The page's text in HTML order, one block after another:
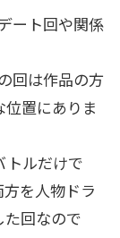
ート回や関係
回は作品の方
置にありま
トルだけで
を人物ドラ
回なので